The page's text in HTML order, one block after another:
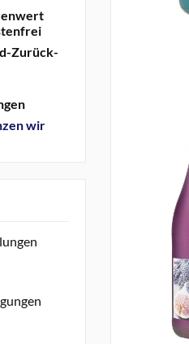
Zurück-
wir